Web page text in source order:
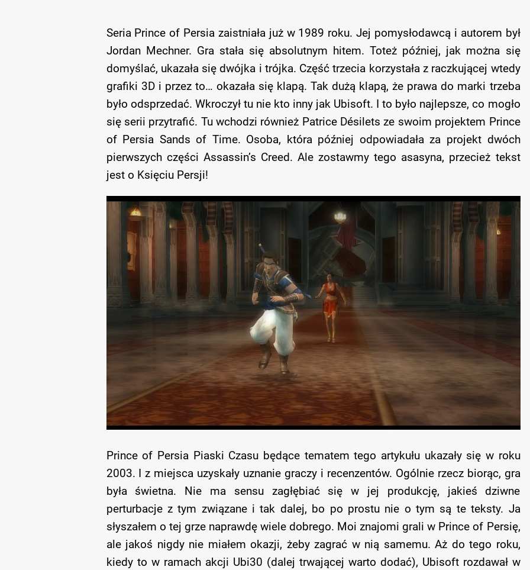
Seria Prince of Persia zaistniała już w 1989 roku. Jej pomysłodawcą i autorem był
Jordan Mechner. Gra stała się absolutnym hitem. Toteż później, jak można się
domyślać, ukazała się dwójka i trójka. Część trzecia korzystała z raczkującej wtedy
grafiki 3D i przez to… okazała się klapą. Tak dużą klapą, że prawa do marki trzeba
było odsprzedać. Wkroczył tu nie kto inny jak Ubisoft. I to było najlepsze, co mogło
się serii przytrafić. Tu wchodzi również Patrice Désilets ze swoim projektem Prince
of Persia Sands of Time. Osoba, która później odpowiadała za projekt dwóch
pierwszych części Assassin’s Creed. Ale zostawmy tego asasyna, przecież tekst
jest o Księciu Persji!
Prince of Persia Piaski Czasu będące tematem tego artykułu ukazały się w roku
2003. I z miejsca uzyskały uznanie graczy i recenzentów. Ogólnie rzecz biorąc, gra
była świetna. Nie ma sensu zagłębiać się w jej produkcję, jakieś dziwne
perturbacje z tym związane i tak dalej, bo po prostu nie o tym są te teksty. Ja
słyszałem o tej grze naprawdę wiele dobrego. Moi znajomi grali w Prince of Persię,
ale jakoś nigdy nie miałem okazji, żeby zagrać w nią samemu. Aż do tego roku,
kiedy to w ramach akcji Ubi30 (dalej trwającej warto dodać), Ubisoft rozdawał w